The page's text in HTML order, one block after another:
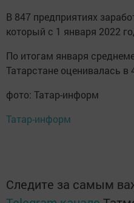
В 847 предприятиях
который с 1 января 2022
По итогам января
Татарстане оценивалась в
фото: Татар-информ
Татар-информ
Следите за самым